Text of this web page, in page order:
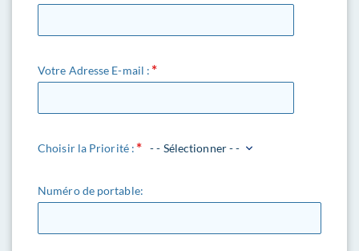
Votre Adresse E-mail :
Choisir la Priorité : - - Sélectionner - -
Numéro de portable: